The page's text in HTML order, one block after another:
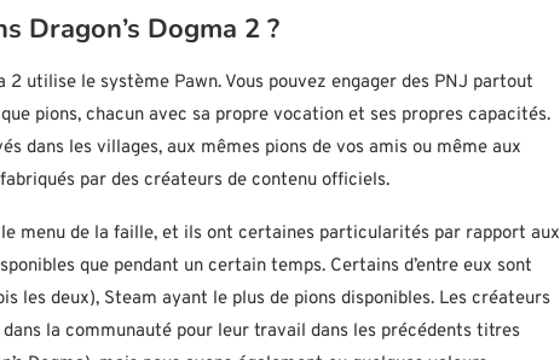
Dragon’s Dogma 2 ?
2 utilise le système Pawn. Vous pouvez engager des PNJ partout
pions, chacun avec sa propre vocation et ses propres capacités.
dans les villages, aux mêmes pions de vos amis ou même aux
par des créateurs de contenu officiels.
menu de la faille, et ils ont certaines particularités par rapport aux
que pendant un certain temps. Certains d’entre eux sont
les deux), Steam ayant le plus de pions disponibles. Les créateurs
la communauté pour leur travail dans les précédents titres